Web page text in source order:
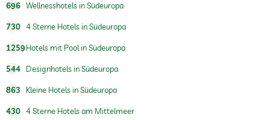
696 Wellnesshotels in Südeuropa
730 4 Sterne Hotels in Südeuropa
1259Hotels mit Pool in Südeuropa
544 Designhotels in Südeuropa
863 Kleine Hotels in Südeuropa
430 4 Sterne Hotels am Mittelmeer